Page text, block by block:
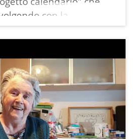
con la
scuole del territorio.
ha raccontato, con
con commozione,
vita di Ciago e della
lei era una
per lo più in
di tanto in tanto
ha fatto capolino: anche